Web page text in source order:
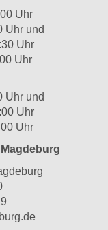
Uhr
und
Uhr
Uhr
und
Uhr
Uhr